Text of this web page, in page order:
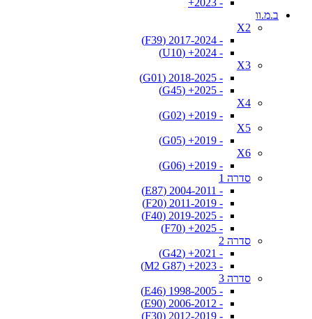
- 2023+
ב.מ.וו
X2
- 2017-2024 (F39)
- 2024+ (U10)
X3
- 2018-2025 (G01)
- 2025+ (G45)
X4
- 2019+ (G02)
X5
- 2019+ (G05)
X6
- 2019+ (G06)
סדרה 1
- 2004-2011 (E87)
- 2011-2019 (F20)
- 2019-2025 (F40)
- 2025+ (F70)
סדרה 2
- 2021+ (G42)
- 2023+ (M2 G87)
סדרה 3
- 1998-2005 (E46)
- 2006-2012 (E90)
- 2012-2019 (F30)